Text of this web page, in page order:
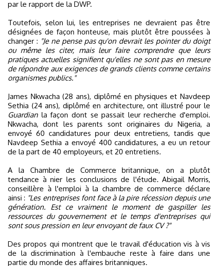
par le rapport de la DWP.
Toutefois, selon lui, les entreprises ne devraient pas être
désignées de façon honteuse, mais plutôt être poussées à
changer : "Je ne pense pas qu'on devrait les pointer du doigt
ou même les citer, mais leur faire comprendre que leurs
pratiques actuelles signifient qu'elles ne sont pas en mesure
de répondre aux exigences de grands clients comme certains
organismes publics."
James Nkwacha (28 ans), diplômé en physiques et Navdeep
Sethia (24 ans), diplômé en architecture, ont illustré pour le
Guardian la façon dont se passait leur recherche d'emploi.
Nkwacha, dont les parents sont originaires du Nigeria, a
envoyé 60 candidatures pour deux entretiens, tandis que
Navdeep Sethia a envoyé 400 candidatures, a eu un retour
de la part de 40 employeurs, et 20 entretiens.
A la Chambre de Commerce britannique, on a plutôt
tendance à nier les conclusions de l'étude. Abigail Morris,
conseillère à l'emploi à la chambre de commerce déclare
ainsi : "Les entreprises font face à la pire récession depuis une
génération. Est ce vraiment le moment de gaspiller les
ressources du gouvernement et le temps d'entreprises qui
sont sous pression en leur envoyant de faux CV ?"
Des propos qui montrent que le travail d'éducation vis à vis
de la discrimination à l'embauche reste à faire dans une
partie du monde des affaires britanniques.